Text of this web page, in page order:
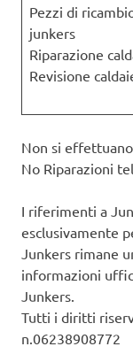
Pezzi di
junkers
Riparazione
Revisione
Non si
No Riparazioni
I riferimenti a
esclusivamente
Junkers rimane
informazioni
Junkers.
Tutti i diritti
n.06238908772